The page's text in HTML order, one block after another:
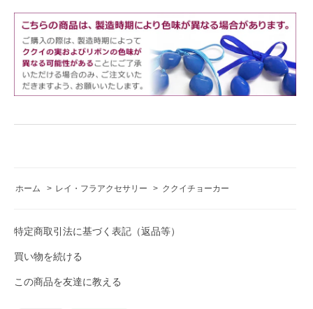
ホーム > レイ・フラアクセサリー > ククイチョーカー
特定商取引法に基づく表記（返品等）
買い物を続ける
この商品を友達に教える